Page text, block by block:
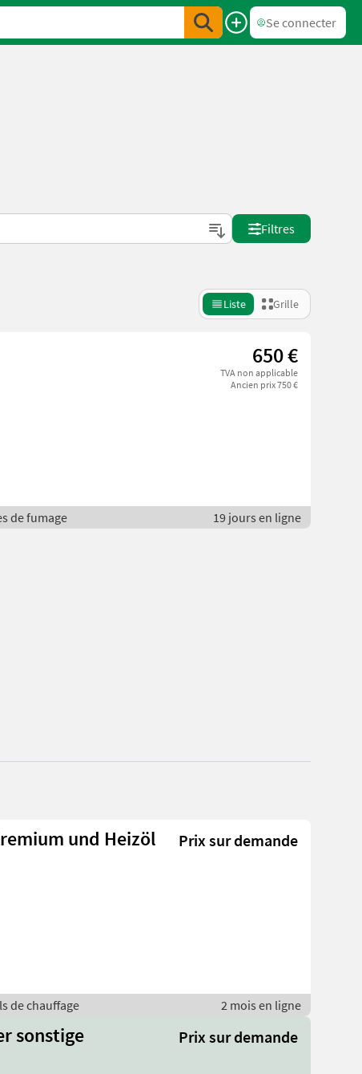
Se connecter
Filtres
Liste Grille
650 €
TVA non applicable
Ancien prix 750 €
de fumage 19 jours en ligne
und Heizöl
Prix sur demande
de chauffage 2 mois en ligne
sonstige
Prix sur demande